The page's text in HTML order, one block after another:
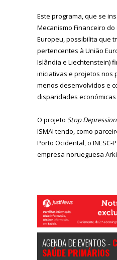
Este programa, que se
Mecanismo Financeiro do
Europeu, possibilita que
pertencentes à União
Islândia e Liechtenstein)
iniciativas e projetos nos
menos desenvolvidos e
disparidades económicas
O projeto Stop Depression
ISMAI tendo, como
Porto Ocidental, o INESC-
empresa norueguesa
AGENDA DE EVENTOS -
SAÚDE PRIMÁRIOS